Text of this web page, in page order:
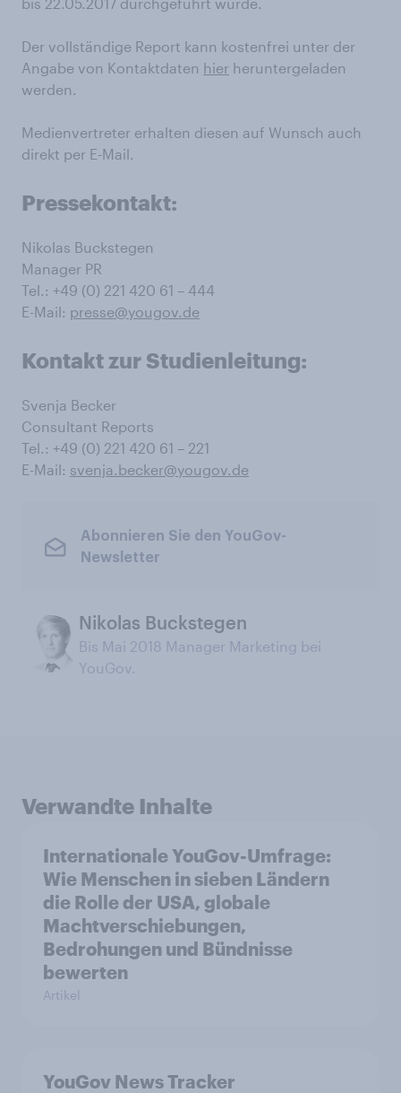
Der vollständige Report kann kostenfrei unter der
Angabe von Kontaktdaten hier heruntergeladen
werden.
Medienvertreter erhalten diesen auf Wunsch auch
direkt per E-Mail.
Pressekontakt:
Nikolas Buckstegen
Manager PR
Tel.: +49 (0) 221 420 61 – 444
E-Mail: presse@yougov.de
Kontakt zur Studienleitung:
Svenja Becker
Consultant Reports
Tel.: +49 (0) 221 420 61 – 221
E-Mail: svenja.becker@yougov.de
Abonnieren Sie den YouGov-
Newsletter
Nikolas Buckstegen
Bis Mai 2018 Manager Marketing bei
YouGov.
Verwandte Inhalte
Internationale YouGov-Umfrage:
Wie Menschen in sieben Ländern
die Rolle der USA, globale
Machtverschiebungen,
Bedrohungen und Bündnisse
bewerten
Artikel
YouGov News Tracker